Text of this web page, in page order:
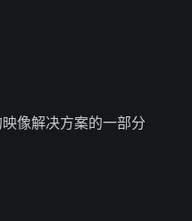
像解决方案的一部分